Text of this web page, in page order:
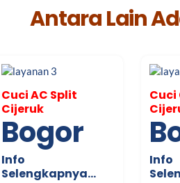
Antara Lain
Cuci AC Split
Cijeruk
Bogor
Info
Selengkapnya…
Info